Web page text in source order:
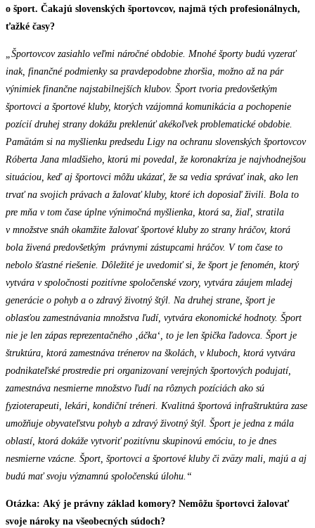
o šport. Čakajú slovenských športovcov, najmä tých profesionálnych,
ťažké časy?
„Športovcov zasiahlo veľmi náročné obdobie. Mnohé športy budú vyzerať
inak, finančné podmienky sa pravdepodobne zhoršia, možno až na pár
výnimiek finančne najstabilnejších klubov. Šport tvoria predovšetkým
športovci a športové kluby, ktorých vzájomná komunikácia a pochopenie
pozícií druhej strany dokážu preklenúť akékoľvek problematické obdobie.
Pamätám si na myšlienku predsedu Ligy na ochranu slovenských športovcov
Róberta Jana mladšieho, ktorú mi povedal, že koronakríza je najvhodnejšou
situáciou, keď aj športovci môžu ukázať, že sa vedia správať inak, ako len
trvať na svojich právach a žalovať kluby, ktoré ich doposiaľ živili. Bola to
pre mňa v tom čase úplne výnimočná myšlienka, ktorá sa, žiaľ, stratila
v množstve snáh okamžite žalovať športové kluby zo strany hráčov, ktorá
bola živená predovšetkým právnymi zástupcami hráčov. V tom čase to
nebolo šťastné riešenie. Dôležité je uvedomiť si, že šport je fenomén, ktorý
vytvára v spoločnosti pozitívne spoločenské vzory, vytvára záujem mladej
generácie o pohyb a o zdravý životný štýl. Na druhej strane, šport je
oblasťou zamestnávania množstva ľudí, vytvára ekonomické hodnoty. Šport
nie je len zápas reprezentačného ‚áčka‘, to je len špička ľadovca. Šport je
štruktúra, ktorá zamestnáva trénerov na školách, v kluboch, ktorá vytvára
podnikateľské prostredie pri organizovaní verejných športových podujatí,
zamestnáva nesmierne množstvo ľudí na rôznych pozíciách ako sú
fyzioterapeuti, lekári, kondiční tréneri. Kvalitná športová infraštruktúra zase
umožňuje obyvateľstvu pohyb a zdravý životný štýl. Šport je jedna z mála
oblastí, ktorá dokáže vytvoriť pozitívnu skupinovú emóciu, to je dnes
nesmierne vzácne. Šport, športovci a športové kluby či zväzy mali, majú a aj
budú mať svoju významnú spoločenskú úlohu.“
Otázka: Aký je právny základ komory? Nemôžu športovci žalovať
svoje nároky na všeobecných súdoch?